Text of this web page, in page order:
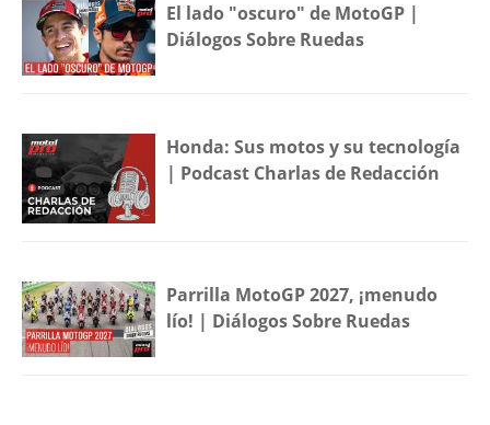
El lado "oscuro" de MotoGP |
Diálogos Sobre Ruedas
Honda: Sus motos y su tecnología
| Podcast Charlas de Redacción
Parrilla MotoGP 2027, ¡menudo
lío! | Diálogos Sobre Ruedas